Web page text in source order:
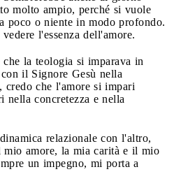
molto ampio, perché si vuole
poco o niente in modo profondo.
l'essenza dell'amore.
la teologia si imparava in
il Signore Gesù nella
credo che l'amore si impari
concretezza e nella
relazionale con l'altro,
amore, la mia carità e il mio
un impegno, mi porta a